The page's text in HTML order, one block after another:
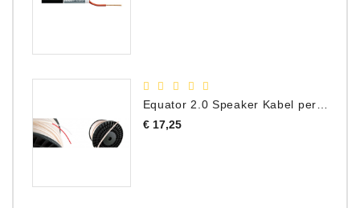
Equator 2.0 Speaker Kabel per meter
€ 17,25Prijs